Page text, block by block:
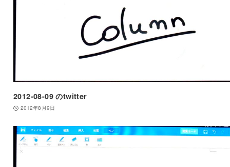
2012-08-09 のtwitter
2012年8月9日